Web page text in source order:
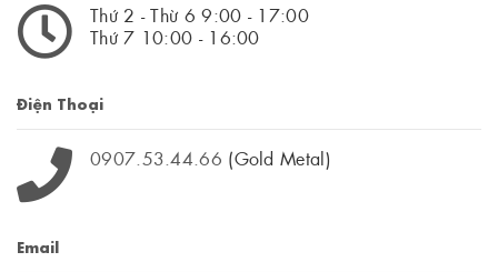
Thứ 2 - Thừ 6 9:00 - 17:00
Thứ 7 10:00 - 16:00
Điện Thoại
0907.53.44.66 (Gold Metal)
Email